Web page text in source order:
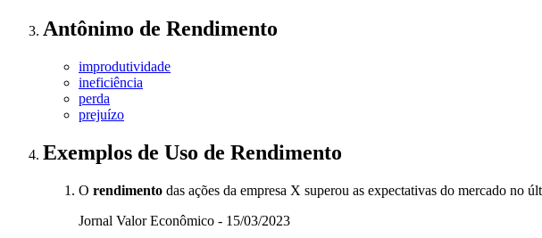
Antônimo de Rendimento
improdutividade
ineficiência
perda
prejuízo
Exemplos de Uso de Rendimento
O rendimento das ações da empresa X superou as expectativas do mercado no
Jornal Valor Econômico - 15/03/2023